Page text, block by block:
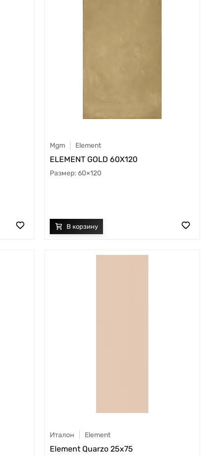
Mgm Element
ELEMENT GOLD 60X120
60×120
Италон Element
Element Quarzo 25x75